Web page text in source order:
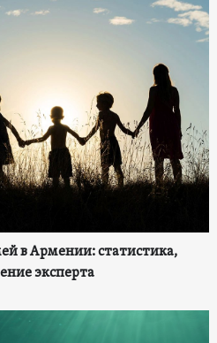
в Армении: статистика,
эксперта